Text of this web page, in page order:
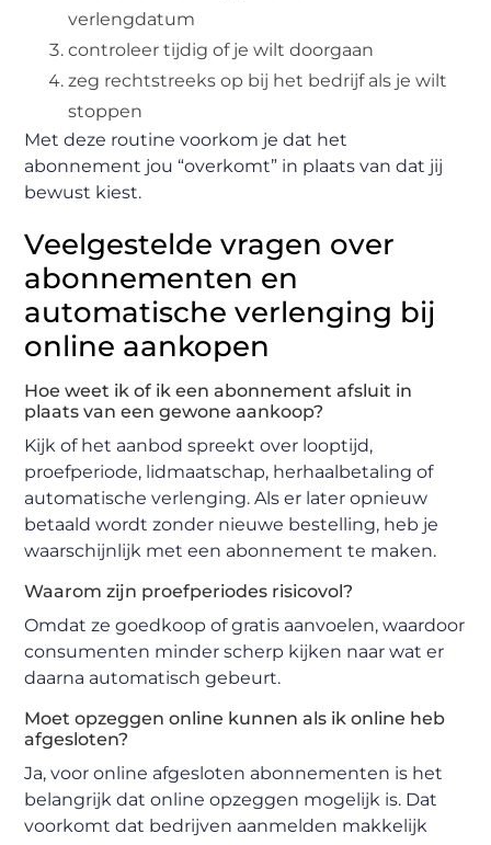
verlengdatum
controleer tijdig of je wilt doorgaan
zeg rechtstreeks op bij het bedrijf als je wilt
stoppen
Met deze routine voorkom je dat het
abonnement jou “overkomt” in plaats van dat jij
bewust kiest.
Veelgestelde vragen over
abonnementen en
automatische verlenging bij
online aankopen
Hoe weet ik of ik een abonnement afsluit in
plaats van een gewone aankoop?
Kijk of het aanbod spreekt over looptijd,
proefperiode, lidmaatschap, herhaalbetaling of
automatische verlenging. Als er later opnieuw
betaald wordt zonder nieuwe bestelling, heb je
waarschijnlijk met een abonnement te maken.
Waarom zijn proefperiodes risicovol?
Omdat ze goedkoop of gratis aanvoelen, waardoor
consumenten minder scherp kijken naar wat er
daarna automatisch gebeurt.
Moet opzeggen online kunnen als ik online heb
afgesloten?
Ja, voor online afgesloten abonnementen is het
belangrijk dat online opzeggen mogelijk is. Dat
voorkomt dat bedrijven aanmelden makkelijk